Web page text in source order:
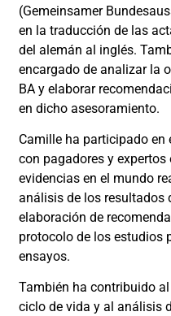
(Gemeinsamer
en la traducción de las
del alemán al inglés.
encargado de analizar la
BA y elaborar
en dicho asesoramiento.
Camille ha participado
con pagadores y expertos
evidencias en el mundo
análisis de los resultados
elaboración de
protocolo de los estudios
ensayos.
También ha contribuido
ciclo de vida y al análisis